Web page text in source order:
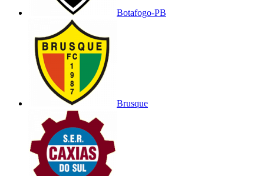
Botafogo-PB
Brusque